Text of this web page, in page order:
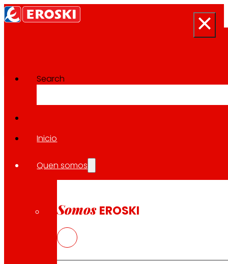
Search
Inicio
Quen somos
Somos EROSKI
Sala de prensa
Volver a todas as noticias
21.04.2026
Os fogares españois con
“Como comemos? Análise do consumo de